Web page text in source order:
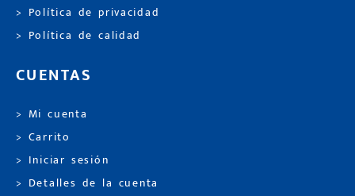
> Política de privacidad
> Política de calidad
CUENTAS
> Mi cuenta
> Carrito
> Iniciar sesión
> Detalles de la cuenta